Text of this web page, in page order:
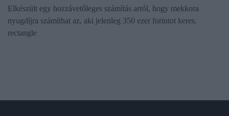
Elkészült egy hozzávetőleges számítás arról, hogy mekkora
nyugdíjra számíthat az, aki jelenleg 350 ezer forintot keres.
rectangle